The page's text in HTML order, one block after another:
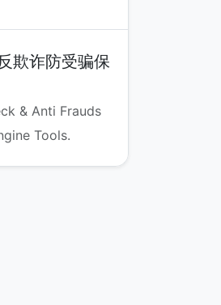
欺诈防受骗保
& Anti Frauds
Tools.